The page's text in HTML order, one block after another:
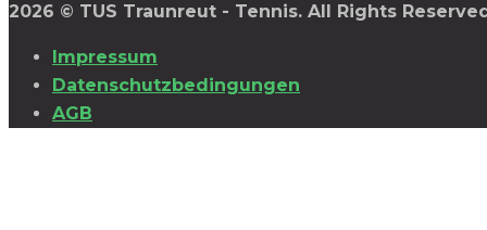
2026 © TUS Traunreut - Tennis. All Rights
Impressum
Datenschutzbedingungen
AGB